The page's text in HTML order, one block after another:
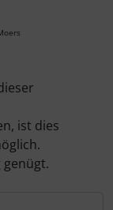
ist dies
genügt.